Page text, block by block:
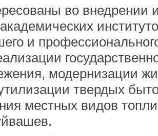
во внедрении
и
модернизации
твердых
местных видов